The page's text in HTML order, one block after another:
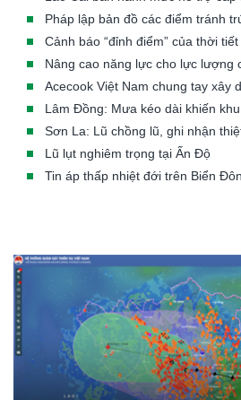
Pháp lập bản đồ các điểm tránh
Cảnh báo “đỉnh điểm” của thời
Lâm Đồng: Mưa kéo dài khiến
Sơn La: Lũ chồng lũ, ghi nhận
Lũ lụt nghiêm trọng tại Ấn Độ